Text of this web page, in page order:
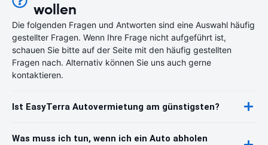
wollen
Die folgenden Fragen und Antworten sind eine Auswahl häufig
gestellter Fragen. Wenn Ihre Frage nicht aufgeführt ist,
schauen Sie bitte auf der Seite mit den häufig gestellten
Fragen nach. Alternativ können Sie uns auch gerne
kontaktieren.
Ist EasyTerra Autovermietung am günstigsten?
Was muss ich tun, wenn ich ein Auto abholen